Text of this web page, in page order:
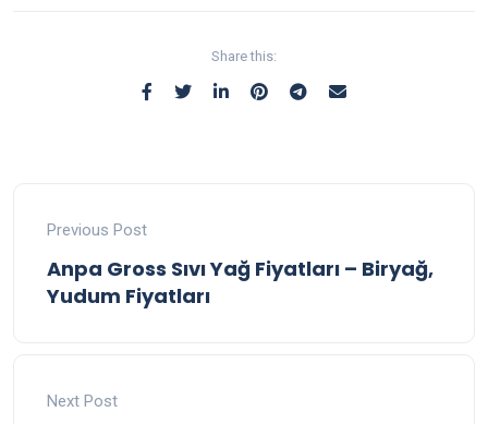
Share this:
Previous Post
Anpa Gross Sıvı Yağ Fiyatları – Biryağ,
Yudum Fiyatları
Next Post